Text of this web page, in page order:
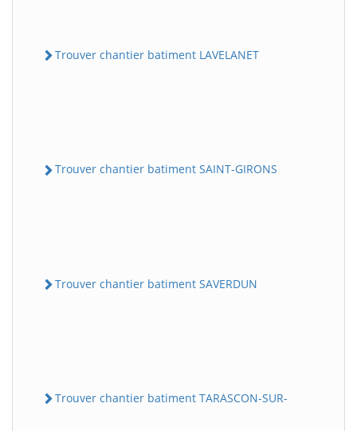
Trouver chantier batiment LAVELANET
Trouver chantier batiment SAINT-GIRONS
Trouver chantier batiment SAVERDUN
Trouver chantier batiment TARASCON-SUR-